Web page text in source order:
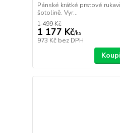
Pánské krátké prstové
šotolině. Vyr...
1 499 Kč
1 177 Kč/ks
973 Kč bez DPH